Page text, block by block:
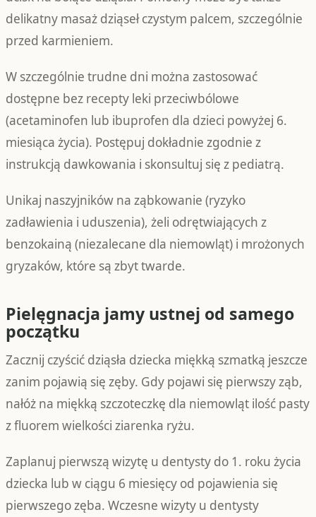
delikatny masaż dziąseł czystym palcem, szczególnie
przed karmieniem.
W szczególnie trudne dni można zastosować
dostępne bez recepty leki przeciwbólowe
(acetaminofen lub ibuprofen dla dzieci powyżej 6.
miesiąca życia). Postępuj dokładnie zgodnie z
instrukcją dawkowania i skonsultuj się z pediatrą.
Unikaj naszyjników na ząbkowanie (ryzyko
zadławienia i uduszenia), żeli odrętwiających z
benzokainą (niezalecane dla niemowląt) i mrożonych
gryzaków, które są zbyt twarde.
Pielęgnacja jamy ustnej od samego
początku
Zacznij czyścić dziąsła dziecka miękką szmatką jeszcze
zanim pojawią się zęby. Gdy pojawi się pierwszy ząb,
nałóż na miękką szczoteczkę dla niemowląt ilość pasty
z fluorem wielkości ziarenka ryżu.
Zaplanuj pierwszą wizytę u dentysty do 1. roku życia
dziecka lub w ciągu 6 miesięcy od pojawienia się
pierwszego zęba. Wczesne wizyty u dentysty